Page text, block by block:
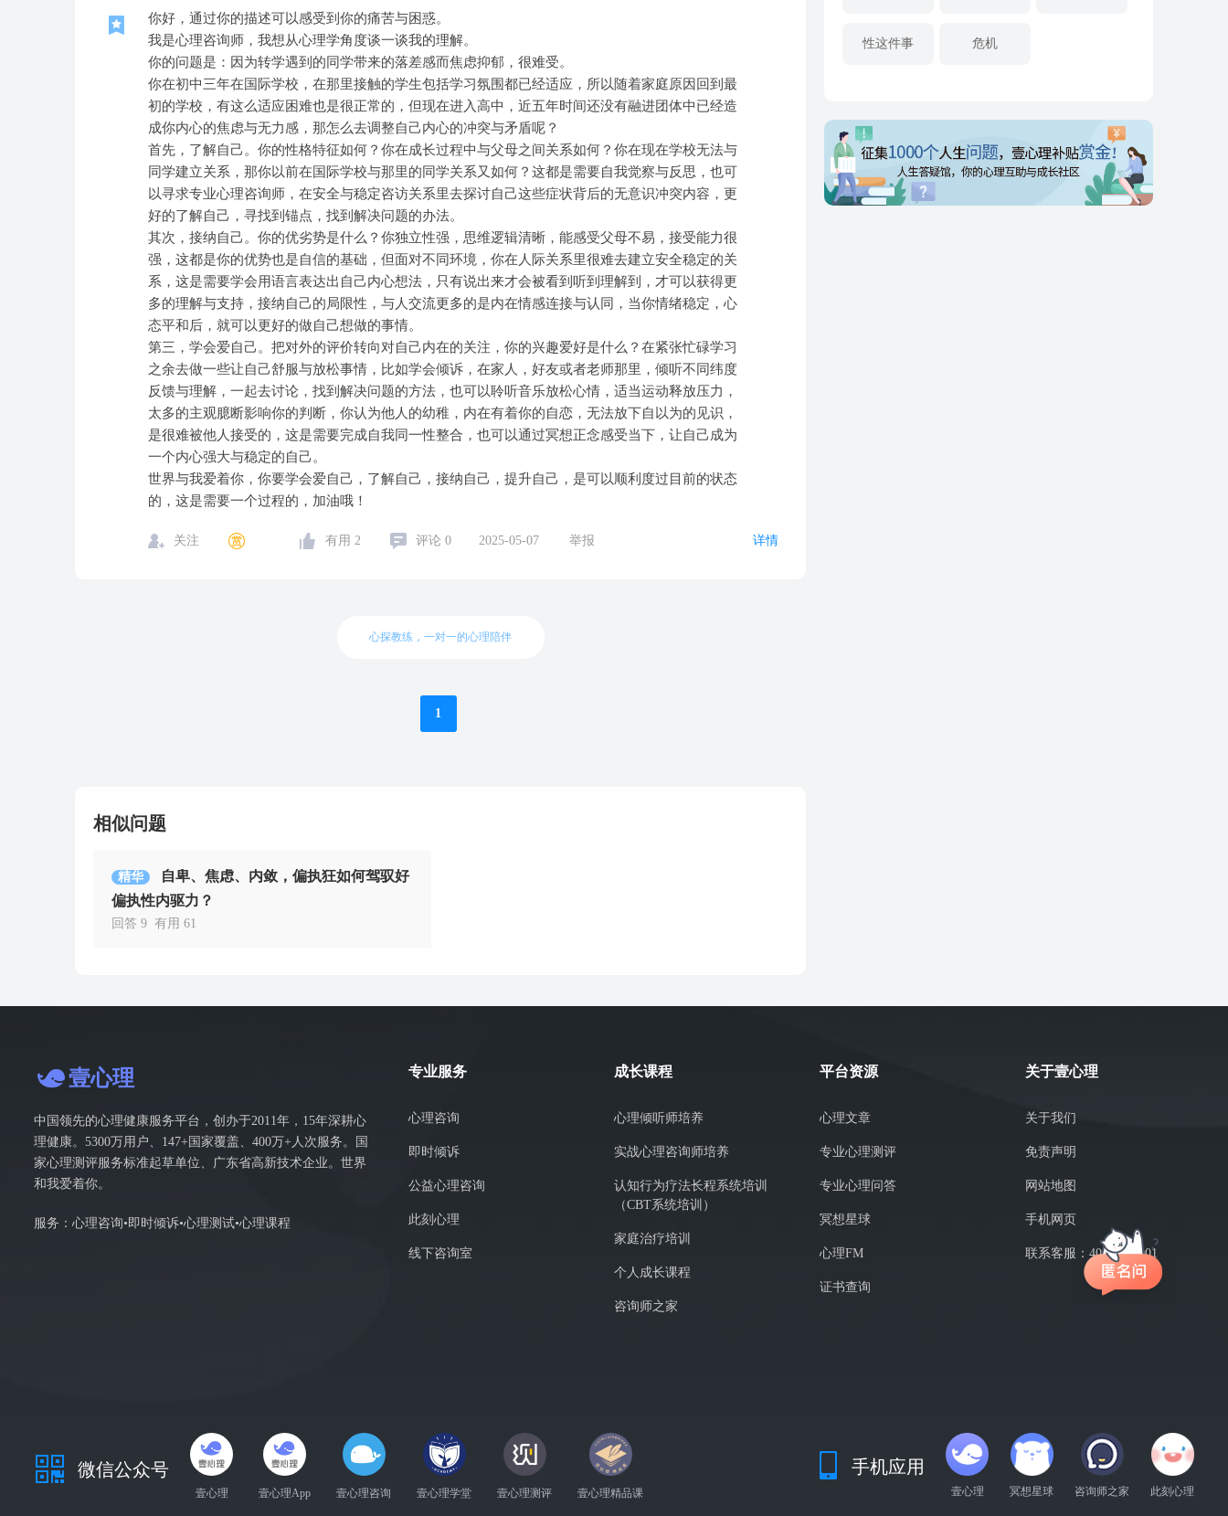
你好，通过你的描述可以感受到你的痛苦与困惑。
我是心理咨询师，我想从心理学角度谈一谈我的理解。
你的问题是：因为转学遇到的同学带来的落差感而焦虑抑郁，很难受。
你在初中三年在国际学校，在那里接触的学生包括学习氛围都已经适应，所以随着家庭原因回到最
初的学校，有这么适应困难也是很正常的，但现在进入高中，近五年时间还没有融进团体中已经造
成你内心的焦虑与无力感，那怎么去调整自己内心的冲突与矛盾呢？
首先，了解自己。你的性格特征如何？你在成长过程中与父母之间关系如何？你在现在学校无法与
同学建立关系，那你以前在国际学校与那里的同学关系又如何？这都是需要自我觉察与反思，也可
以寻求专业心理咨询师，在安全与稳定咨访关系里去探讨自己这些症状背后的无意识冲突内容，更
好的了解自己，寻找到锚点，找到解决问题的办法。
其次，接纳自己。你的优劣势是什么？你独立性强，思维逻辑清晰，能感受父母不易，接受能力很
强，这都是你的优势也是自信的基础，但面对不同环境，你在人际关系里很难去建立安全稳定的关
系，这是需要学会用语言表达出自己内心想法，只有说出来才会被看到听到理解到，才可以获得更
多的理解与支持，接纳自己的局限性，与人交流更多的是内在情感连接与认同，当你情绪稳定，心
态平和后，就可以更好的做自己想做的事情。
第三，学会爱自己。把对外的评价转向对自己内在的关注，你的兴趣爱好是什么？在紧张忙碌学习
之余去做一些让自己舒服与放松事情，比如学会倾诉，在家人，好友或者老师那里，倾听不同纬度
反馈与理解，一起去讨论，找到解决问题的方法，也可以聆听音乐放松心情，适当运动释放压力，
太多的主观臆断影响你的判断，你认为他人的幼稚，内在有着你的自恋，无法放下自以为的见识，
是很难被他人接受的，这是需要完成自我同一性整合，也可以通过冥想正念感受当下，让自己成为
一个内心强大与稳定的自己。
世界与我爱着你，你要学会爱自己，了解自己，接纳自己，提升自己，是可以顺利度过目前的状态
的，这是需要一个过程的，加油哦！
关注 有用 2 评论 0 2025-05-07 举报 详情
心探教练，一对一的心理陪伴
1
相似问题
精华
偏执性内驱力？
回答 9 有用 61
性这件事 危机
壹心理
中国领先的心理健康服务平台，创办于2011年，15年深耕心
理健康。5300万用户、147+国家覆盖、400万+人次服务。国
家心理测评服务标准起草单位、广东省高新技术企业。世界
和我爱着你。
服务：心理咨询•即时倾诉•心理测试•心理课程
专业服务
心理咨询
即时倾诉
公益心理咨询
此刻心理
线下咨询室
成长课程
心理倾听师培养
实战心理咨询师培养
认知行为疗法长程系统培训
（CBT系统培训）
家庭治疗培训
个人成长课程
咨询师之家
平台资源
心理文章
专业心理测评
专业心理问答
冥想星球
心理FM
证书查询
关于壹心理
关于我们
免责声明
网站地图
手机网页
联系客服：400-7889001
微信公众号
壹心理 壹心理App 壹心理咨询 壹心理学堂 壹心理测评 壹心理精品课
手机应用
壹心理 冥想星球 咨询师之家 此刻心理